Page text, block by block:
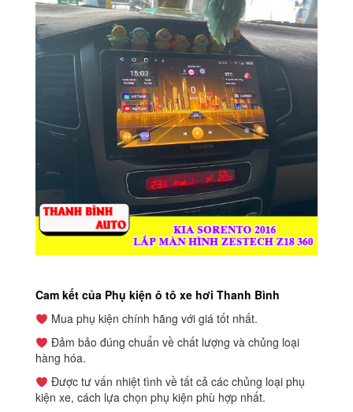
Cam kết của Phụ kiện ô tô xe hơi Thanh Bình
Mua phụ kiện chính hãng với giá tốt nhất.
Đảm bảo đúng chuẩn về chất lượng và chủng loại
hàng hóa.
Được tư vấn nhiệt tình về tất cả các chủng loại phụ
kiện xe, cách lựa chọn phụ kiện phù hợp nhất.